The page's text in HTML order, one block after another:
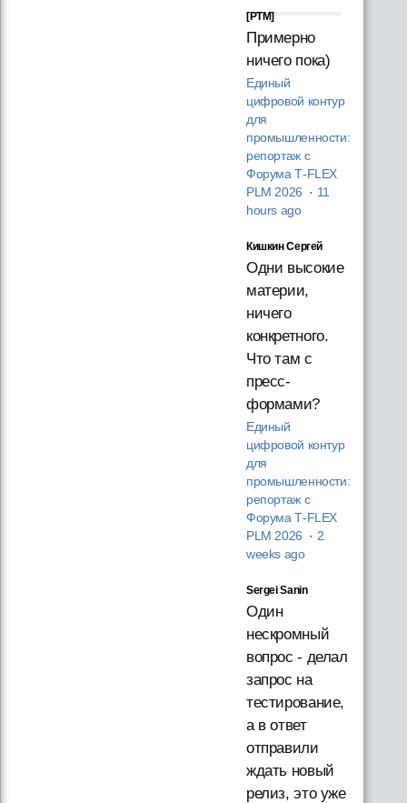
[PTM]
Примерно
ничего пока)
Единый
цифровой контур
для
промышленности:
репортаж с
Форума T‑FLEX
PLM 2026 · 11
hours ago
Кишкин Сергей
Одни высокие
материи,
ничего
конкретного.
Что там с
пресс-
формами?
Единый
цифровой контур
для
промышленности:
репортаж с
Форума T‑FLEX
PLM 2026 · 2
weeks ago
Sergei Sanin
Один
нескромный
вопрос - делал
запрос на
тестирование,
а в ответ
отправили
ждать новый
релиз, это уже